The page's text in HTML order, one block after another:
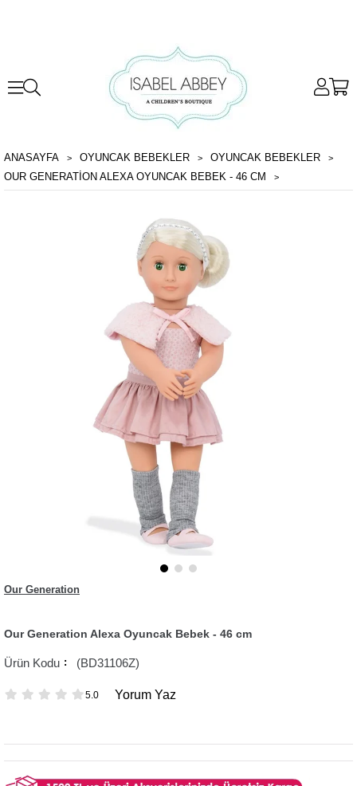
ANASAYFA OYUNCAK BEBEKLER
OYUNCAK BEBEKLER
OUR GENERATION ALEXA OYUNCAK BEBEK - 46 CM
Our Generation
Our Generation Alexa Oyuncak Bebek - 46 cm
(BD31106Z)
5.0 Yorum Yaz